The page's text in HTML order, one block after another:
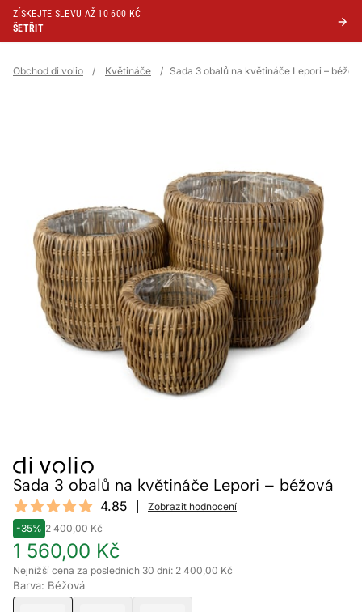
ZÍSKEJTE SLEVU AŽ 10 600 KČ
ŠETŘIT
Obchod di volio / Květináče / Sada 3 obalů na květináče Lepori –
Sada 3 obalů na květináče Lepori – béžová
Reviews
4.85 out of 5 stars 4.85
Zobrazit hodnocení
-35% 2 400,00 Kč
1 560,00 Kč
Nejnižší cena za posledních 30 dní: 2 400,00 Kč
Barva: Béžová